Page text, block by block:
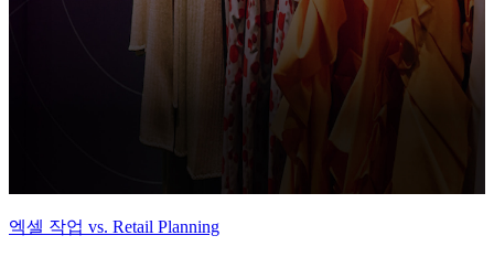
엑셀 작업 vs. Retail Planning